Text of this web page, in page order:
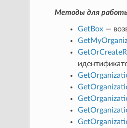
},
Методы для
GetBox—